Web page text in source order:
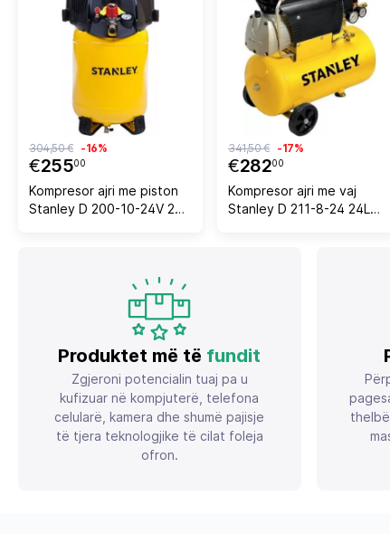
€25500
304,50 € -16%
Kompresor ajri me piston
Stanley D 200-10-24V 24L
€28200
341,50 € -17%
Kompresor ajri me vaj
Stanley D 211-8-24 24L
Produktet më të fundit
Zgjeroni potencialin tuaj pa u
kufizuar në kompjuterë, telefona
celularë, kamera dhe shumë pajisje
të tjera teknologjike të cilat foleja
ofron.